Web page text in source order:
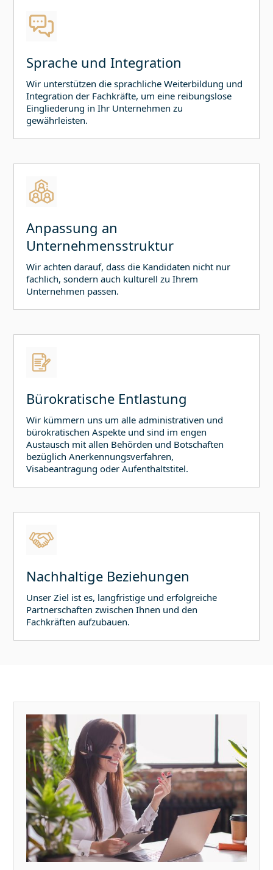
Sprache und Integration
Wir unterstützen die sprachliche Weiterbildung und
Integration der Fachkräfte, um eine reibungslose
Eingliederung in Ihr Unternehmen zu
gewährleisten.
Anpassung an
Unternehmensstruktur
Wir achten darauf, dass die Kandidaten nicht nur
fachlich, sondern auch kulturell zu Ihrem
Unternehmen passen.
Bürokratische Entlastung
Wir kümmern uns um alle administrativen und
bürokratischen Aspekte und sind im engen
Austausch mit allen Behörden und Botschaften
bezüglich Anerkennungsverfahren,
Visabeantragung oder Aufenthaltstitel.
Nachhaltige Beziehungen
Unser Ziel ist es, langfristige und erfolgreiche
Partnerschaften zwischen Ihnen und den
Fachkräften aufzubauen.